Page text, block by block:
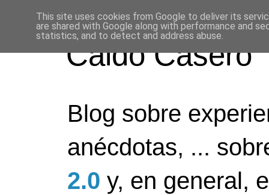
Caldo Casero
Blog sobre
anécdotas, ...
2.0 y, en general,
This site uses cookies from Google to deliver its
are shared with Google along with performance and
statistics, and to detect and address abuse.